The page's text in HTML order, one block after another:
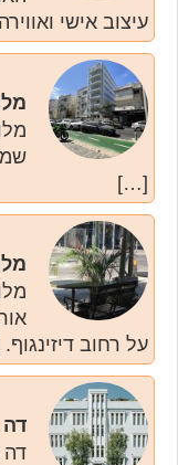
עיצוב אישי
[…]
על רחוב
דה
דה